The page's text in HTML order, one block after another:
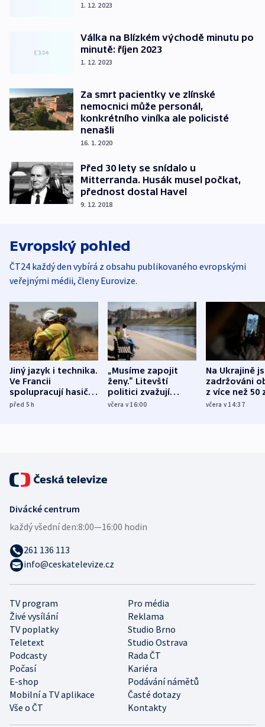
1. 12. 2023
Válka na Blízkém východě minutu po
minutě: říjen 2023
1. 12. 2023
Za smrt pacientky ve zlínské
nemocnici může personál,
konkrétního viníka ale policisté
nenašli
16. 1. 2020
Před 30 lety se snídalo u
Mitterranda. Husák musel počkat,
přednost dostal Havel
9. 12. 2018
Evropský pohled
ČT24 každý den vybírá z obsahu publikovaného evropskými
veřejnými médii, členy Eurovize.
Jiný jazyk i technika.
Ve Francii
spolupracují hasiči z
různých zemí
před 5h
„Musíme zapojit
ženy.“ Litevští
politici zvažují
dohodu o
včera v 16:00
Na Ukrajině
zadržováni
z více než 50
Bojovali na
včera v 14:37
TV program
Pro média
Živé vysílání
Reklama
TV poplatky
Studio Brno
Teletext
Studio Ostrava
Podcasty
Rada ČT
Počasí
Kariéra
E-shop
Podávání námětů
Mobilní a TV aplikace
Časté dotazy
Vše o ČT
Kontakty
Divácké centrum
každý všední den:8:00—16:00 hodin
261 136 113
info@ceskatelevize.cz